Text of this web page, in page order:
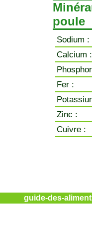
poule
Sodium :
Calcium :
Fer :
Zinc :
Cuivre :
guide-des-